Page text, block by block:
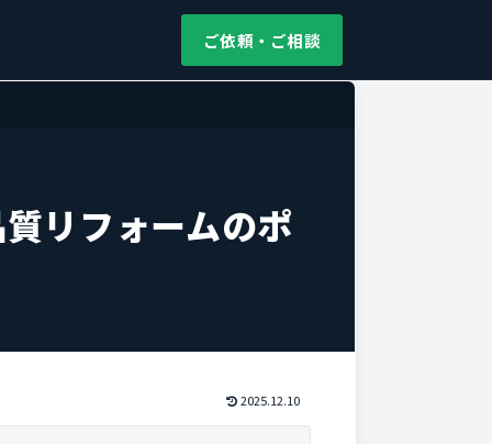
ご依頼・ご相談
リフォームのポ
2025.12.10